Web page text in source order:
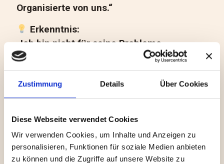
Zustimmung Details Über Cookies
Diese Webseite verwendet Cookies
Wir verwenden Cookies, um Inhalte und Anzeigen zu
personalisieren, Funktionen für soziale Medien anbieten
zu können und die Zugriffe auf unsere Website zu
Organisierte von uns.“
Erkenntnis:
„Ich bin nicht für seine Probleme
verantwortlich – ein Partner ist kein Kind.“
5. Wenn dein Vater
liebevoll, aber
überfürsorglich war